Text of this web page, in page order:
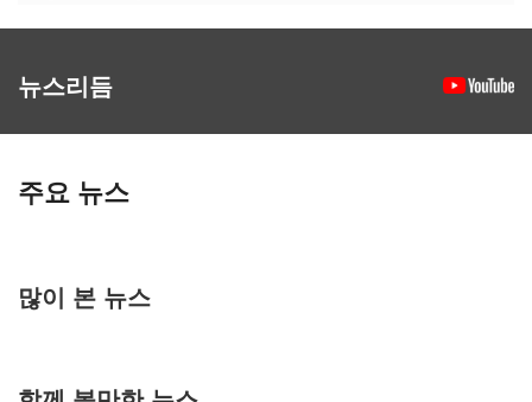
뉴스리듬
주요 뉴스
많이 본 뉴스